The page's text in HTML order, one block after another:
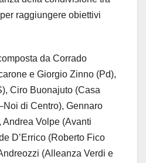
raggiungere obiettivi
da Corrado
e Giorgio Zinno (Pd),
Ciro Buonajuto (Casa
di Centro), Gennaro
Andrea Volpe (Avanti
D’Errico (Roberto Fico
(Alleanza Verdi e